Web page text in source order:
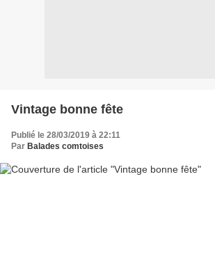
Vintage bonne fête
Publié le 28/03/2019 à 22:11
Par Balades comtoises